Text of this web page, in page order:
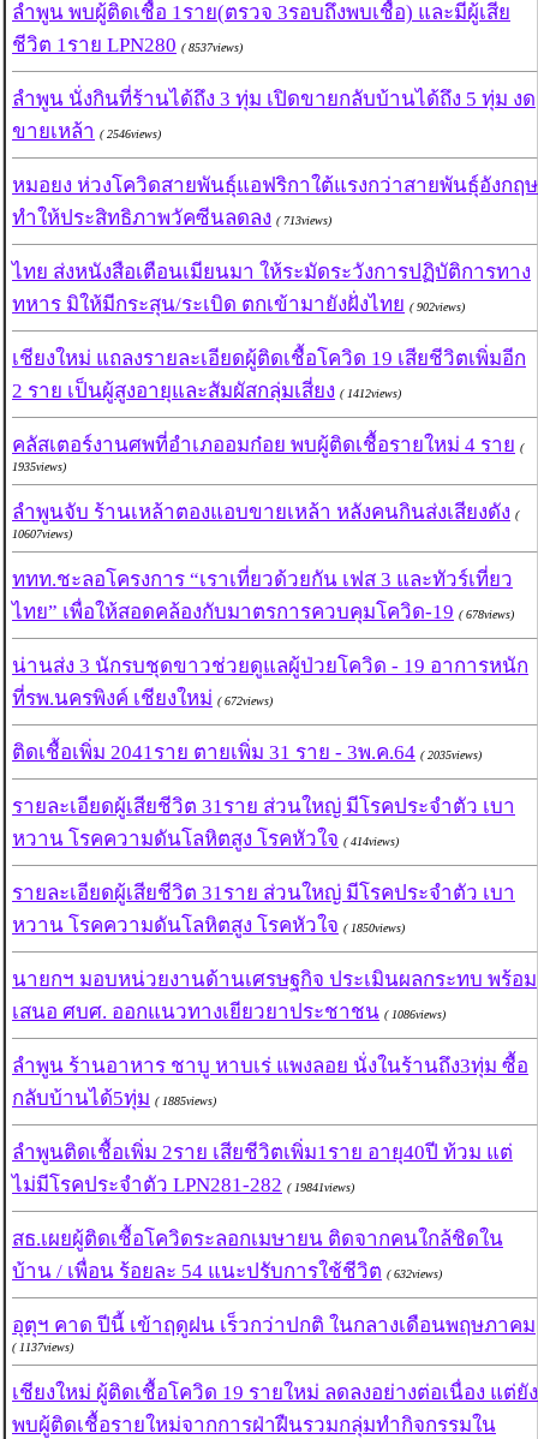
ลำพูน พบผู้ติดเชื้อ 1ราย(ตรวจ 3รอบถึงพบเชื้อ) และมีผู้เสีย
ชีวิต 1ราย LPN280 ( 8537views)
ลำพูน นั่งกินที่ร้านได้ถึง 3 ทุ่ม เปิดขายกลับบ้านได้ถึง 5 ทุ่ม งด
ขายเหล้า ( 2546views)
หมอยง ห่วงโควิดสายพันธุ์แอฟริกาใต้แรงกว่าสายพันธุ์อังกฤษ
ทำให้ประสิทธิภาพวัคซีนลดลง ( 713views)
ไทย ส่งหนังสือเตือนเมียนมา ให้ระมัดระวังการปฏิบัติการทาง
ทหาร มิให้มีกระสุน/ระเบิด ตกเข้ามายังฝั่งไทย ( 902views)
เชียงใหม่ แถลงรายละเอียดผู้ติดเชื้อโควิด 19 เสียชีวิตเพิ่มอีก
2 ราย เป็นผู้สูงอายุและสัมผัสกลุ่มเสี่ยง ( 1412views)
คลัสเตอร์งานศพที่อำเภออมก๋อย พบผู้ติดเชื้อรายใหม่ 4 ราย (
1935views)
ลำพูนจับ ร้านเหล้าตองแอบขายเหล้า หลังคนกินส่งเสียงดัง (
10607views)
ททท.ชะลอโครงการ “เราเที่ยวด้วยกัน เฟส 3 และทัวร์เที่ยว
ไทย” เพื่อให้สอดคล้องกับมาตรการควบคุมโควิด-19 ( 678views)
น่านส่ง 3 นักรบชุดขาวช่วยดูแลผู้ป่วยโควิด - 19 อาการหนัก
ที่รพ.นครพิงค์ เชียงใหม่ ( 672views)
ติดเชื้อเพิ่ม 2041ราย ตายเพิ่ม 31 ราย - 3พ.ค.64 ( 2035views)
รายละเอียดผู้เสียชีวิต 31ราย ส่วนใหญ่ มีโรคประจำตัว เบา
หวาน โรคความดันโลหิตสูง โรคหัวใจ ( 414views)
รายละเอียดผู้เสียชีวิต 31ราย ส่วนใหญ่ มีโรคประจำตัว เบา
หวาน โรคความดันโลหิตสูง โรคหัวใจ ( 1850views)
นายกฯ มอบหน่วยงานด้านเศรษฐกิจ ประเมินผลกระทบ พร้อม
เสนอ ศบศ. ออกแนวทางเยียวยาประชาชน ( 1086views)
ลำพูน ร้านอาหาร ชาบู หาบเร่ แพงลอย นั่งในร้านถึง3ทุ่ม ซื้อ
กลับบ้านได้5ทุ่ม ( 1885views)
ลำพูนติดเชื้อเพิ่ม 2ราย เสียชีวิตเพิ่ม1ราย อายุ40ปี ท้วม แต่
ไม่มีโรคประจำตัว LPN281-282 ( 19841views)
สธ.เผยผู้ติดเชื้อโควิดระลอกเมษายน ติดจากคนใกล้ชิดใน
บ้าน / เพื่อน ร้อยละ 54 แนะปรับการใช้ชีวิต ( 632views)
อุตุฯ คาด ปีนี้ เข้าฤดูฝน เร็วกว่าปกติ ในกลางเดือนพฤษภาคม
( 1137views)
เชียงใหม่ ผู้ติดเชื้อโควิด 19 รายใหม่ ลดลงอย่างต่อเนื่อง แต่ยัง
พบผู้ติดเชื้อรายใหม่จากการฝ่าฝืนรวมกลุ่มทำกิจกรรมใน